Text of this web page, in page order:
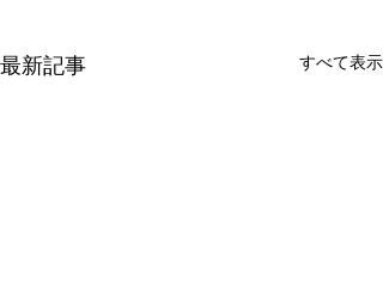
最新記事 すべて表示